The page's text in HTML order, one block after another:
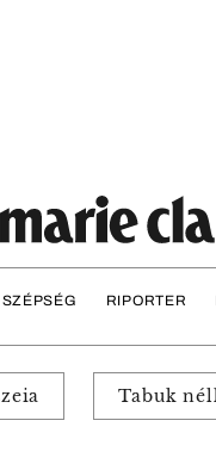
SZÉPSÉG RIPORTER
Tabuk